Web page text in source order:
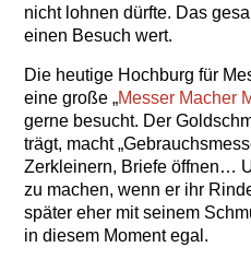
nicht lohnen dürfte. Das
einen Besuch wert.
Die heutige Hochburg für
eine große „Messer Macher
gerne besucht. Der
trägt, macht
Zerkleinern, Briefe öffnen…
zu machen, wenn er ihr
später eher mit seinem
in diesem Moment egal.